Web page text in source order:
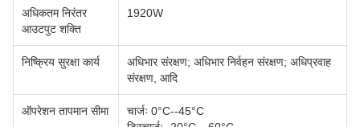
अधिकतम निरंतर
आउटपुट शक्ति
1920W
निष्क्रिय सुरक्षा कार्य
अधिभार संरक्षण; अधिभार निर्वहन संरक्षण; अधिप्रवाह
संरक्षण, आदि
ऑपरेशन तापमान सीमा
चार्जः 0°C--45°C